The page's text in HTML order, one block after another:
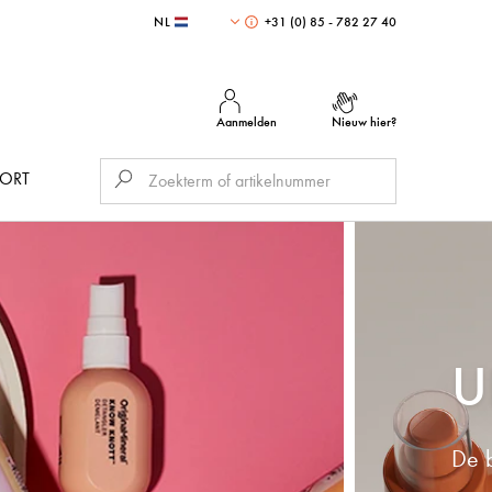
NL +31 (0) 85 - 782 27 40
Aanmelden Nieuw hier?
De